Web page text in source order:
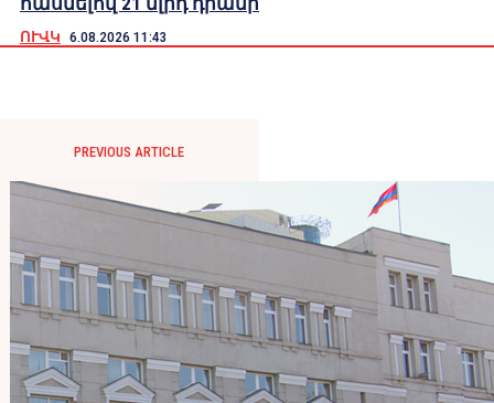
ՈՒՎԿ 6.08.2026 11:43
PREVIOUS ARTICLE